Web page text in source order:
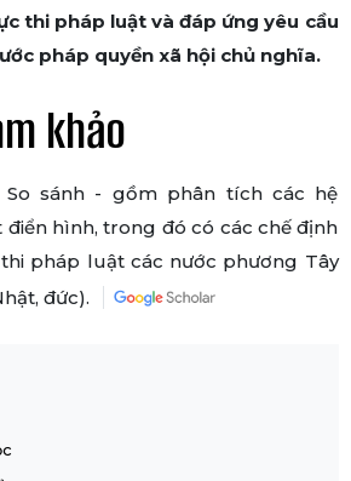
thi pháp luật và đáp ứng yêu cầu
pháp quyền xã hội chủ nghĩa.
khảo
So sánh - gồm phân tích các hệ
hình, trong đó có các chế định
pháp luật các nước phương Tây
đức).